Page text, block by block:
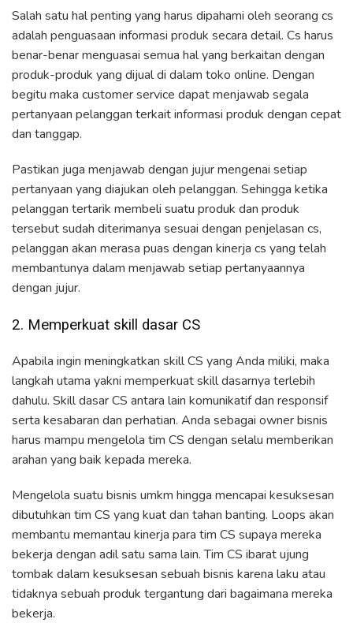
Salah satu hal penting yang harus dipahami oleh seorang cs
adalah penguasaan informasi produk secara detail. Cs harus
benar-benar menguasai semua hal yang berkaitan dengan
produk-produk yang dijual di dalam toko online. Dengan
begitu maka customer service dapat menjawab segala
pertanyaan pelanggan terkait informasi produk dengan cepat
dan tanggap.
Pastikan juga menjawab dengan jujur mengenai setiap
pertanyaan yang diajukan oleh pelanggan. Sehingga ketika
pelanggan tertarik membeli suatu produk dan produk
tersebut sudah diterimanya sesuai dengan penjelasan cs,
pelanggan akan merasa puas dengan kinerja cs yang telah
membantunya dalam menjawab setiap pertanyaannya
dengan jujur.
2. Memperkuat skill dasar CS
Apabila ingin meningkatkan skill CS yang Anda miliki, maka
langkah utama yakni memperkuat skill dasarnya terlebih
dahulu. Skill dasar CS antara lain komunikatif dan responsif
serta kesabaran dan perhatian. Anda sebagai owner bisnis
harus mampu mengelola tim CS dengan selalu memberikan
arahan yang baik kepada mereka.
Mengelola suatu bisnis umkm hingga mencapai kesuksesan
dibutuhkan tim CS yang kuat dan tahan banting. Loops akan
membantu memantau kinerja para tim CS supaya mereka
bekerja dengan adil satu sama lain. Tim CS ibarat ujung
tombak dalam kesuksesan sebuah bisnis karena laku atau
tidaknya sebuah produk tergantung dari bagaimana mereka
bekerja.